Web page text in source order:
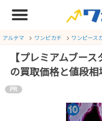
アルテマ ワンピカチ ワンピース
【プレミアムブー
の買取価格と値段相
PR